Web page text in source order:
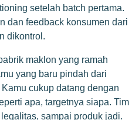
setelah batch pertama.
dan feedback konsumen dari
dikontrol.
maklon yang ramah
yang baru pindah dari
cukup datang dengan
apa, targetnya siapa. Tim
sampai produk jadi.